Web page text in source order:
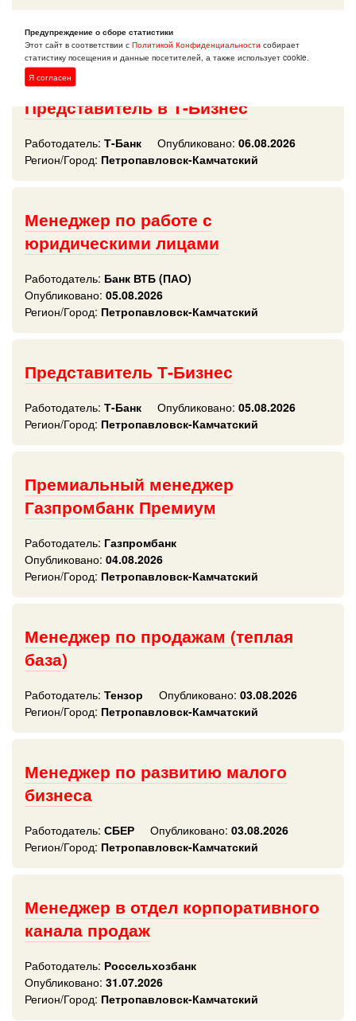
Опубликовано:06.08.2026
Регион/Город:Петропавловск-Камчатский
Представитель в Т-Бизнес
Работодатель: Т-Банк Опубликовано: 06.08.2026
Регион/Город: Петропавловск-Камчатский
Менеджер по работе с
юридическими лицами
Работодатель: Банк ВТБ (ПАО)
Опубликовано: 05.08.2026
Регион/Город: Петропавловск-Камчатский
Представитель Т-Бизнес
Работодатель: Т-Банк Опубликовано: 05.08.2026
Регион/Город: Петропавловск-Камчатский
Премиальный менеджер
Газпромбанк Премиум
Работодатель: Газпромбанк
Опубликовано: 04.08.2026
Регион/Город: Петропавловск-Камчатский
Менеджер по продажам (теплая
база)
Работодатель: Тензор Опубликовано: 03.08.2026
Регион/Город: Петропавловск-Камчатский
Менеджер по развитию малого
бизнеса
Работодатель: СБЕР Опубликовано: 03.08.2026
Регион/Город: Петропавловск-Камчатский
Менеджер в отдел корпоративного
канала продаж
Работодатель: Россельхозбанк
Опубликовано: 31.07.2026
Регион/Город: Петропавловск-Камчатский
Предупреждение о сборе статистики
Этот сайт в соответствии сПолитикой Конфиденциальности собирает
статистику посещения и данные посетителей, а также использует cookie.
Я согласен